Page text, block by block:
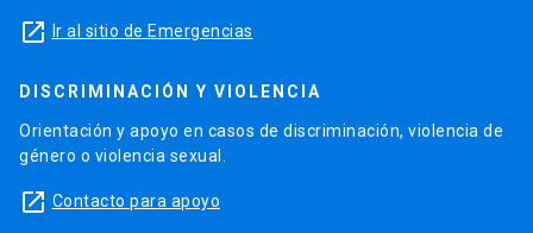
launch Ir al sitio de Emergencias
DISCRIMINACIÓN Y VIOLENCIA
Orientación y apoyo en casos de discriminación, violencia de
género o violencia sexual.
launch Contacto para apoyo